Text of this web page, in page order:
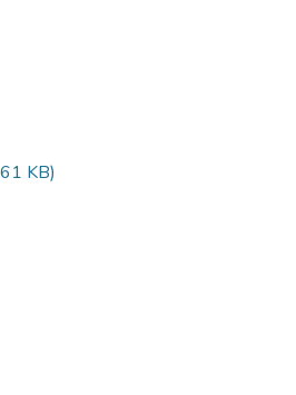
KB)